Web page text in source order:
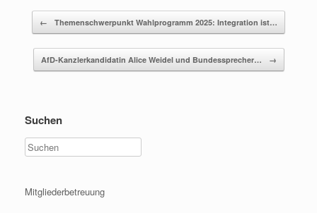
Beitragsnavigation
← Themenschwerpunkt Wahlprogramm 2025: Integration ist…
AfD-Kanzlerkandidatin Alice Weidel und Bundessprecher… →
Suchen
Mitgliederbetreuung